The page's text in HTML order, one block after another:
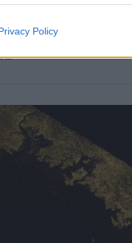
Policy
116 χρόνια